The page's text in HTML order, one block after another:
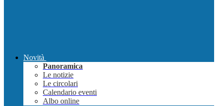
Novità
Panoramica
Le notizie
Le circolari
Calendario eventi
Albo online